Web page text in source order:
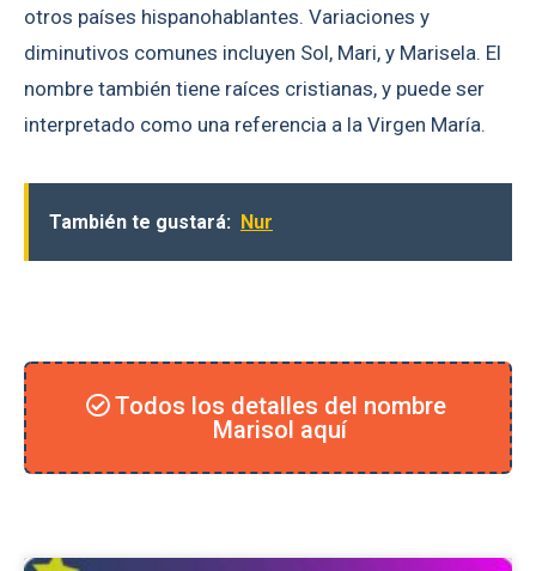
otros países hispanohablantes. Variaciones y
diminutivos comunes incluyen Sol, Mari, y Marisela. El
nombre también tiene raíces cristianas, y puede ser
interpretado como una referencia a la Virgen María.
También te gustará: Nur
Todos los detalles del nombre
Marisol aquí